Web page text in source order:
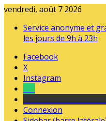
vendredi, août 7 2026
Service anonyme et
les jours de 9h à 23h
Facebook
X
Instagram
Connexion